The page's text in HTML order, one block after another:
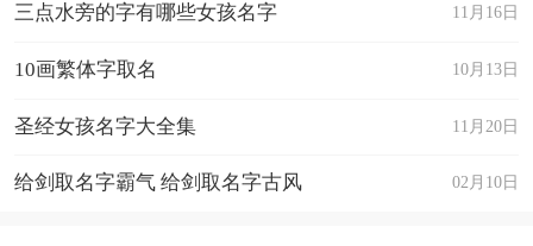
11月16日
三点水旁的字有哪些女孩名字
10月13日
10画繁体字取名
11月20日
圣经女孩名字大全集
02月10日
给剑取名字霸气 给剑取名字古风